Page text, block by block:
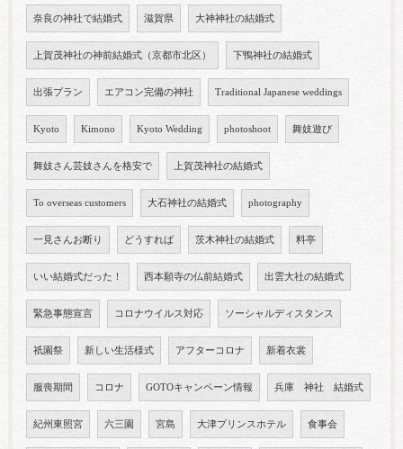
奈良の神社で結婚式 滋賀県 大神神社の結婚式
上賀茂神社の神前結婚式（京都市北区） 下鴨神社の結婚式
出張プラン エアコン完備の神社 Traditional Japanese weddings
Kyoto Kimono Kyoto Wedding photoshoot 舞妓遊び
舞妓さん芸妓さんを格安で 上賀茂神社の結婚式
To overseas customers 大石神社の結婚式 photography
一見さんお断り どうすれば 茨木神社の結婚式 料亭
いい結婚式だった！ 西本願寺の仏前結婚式 出雲大社の結婚式
緊急事態宣言 コロナウイルス対応 ソーシャルディスタンス
祇園祭 新しい生活様式 アフターコロナ 新着衣裳
服喪期間 コロナ GOTOキャンペーン情報 兵庫 神社 結婚式
紀州東照宮 六三園 宮島 大津プリンスホテル 食事会